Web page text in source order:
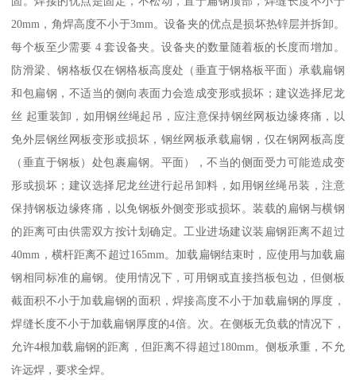
20mm，角焊高度不小于3mm。设备夹的优点是损坏热锌层并拆卸。
每个板至少需要 4 套设备夹。设备夹的数量随着板的长度而增加。
防滑梁、钢格板仅在钢格板高度处（垂直于钢格板平面）承载扁钢
和包扁钢，不适当的侧向表面力会造成变形或损坏；建议选择尼龙
丝 起重装卸，如用钢丝绳起吊，应注意保持钢丝网板边缘疼痛，以
免外层钢丝网板变形或损坏，钢丝网板承载扁钢，仅在钢网板高度
（垂直于钢板）处包裹扁钢。平面），不当的侧面受力可能造成变
形或损坏；建议选择尼龙丝进行起吊卸料，如用钢丝绳吊装，注意
保持钢板边缘疼痛，以免钢板外侧变形或损坏。装载的扁钢与横钢
的距离可由供需双方按计划确定。工业进场建议装扁钢距离不超过
40mm，横杆距离不超过165mm。加载扁钢结束时，应使用与加载扁
钢相同标准的扁钢。使用情况下，可用钢或直接挡板包边，但侧板
截面积不小于加载扁钢的面积，焊接高度不小于加载扁钢的厚度，
焊缝长度不小于加载扁钢厚度的4倍。次。在侧板无负载的情况下，
允许4根加载扁钢的距离，但距离不得超过180mm。侧板承重，不允
许远焊，要求全焊。